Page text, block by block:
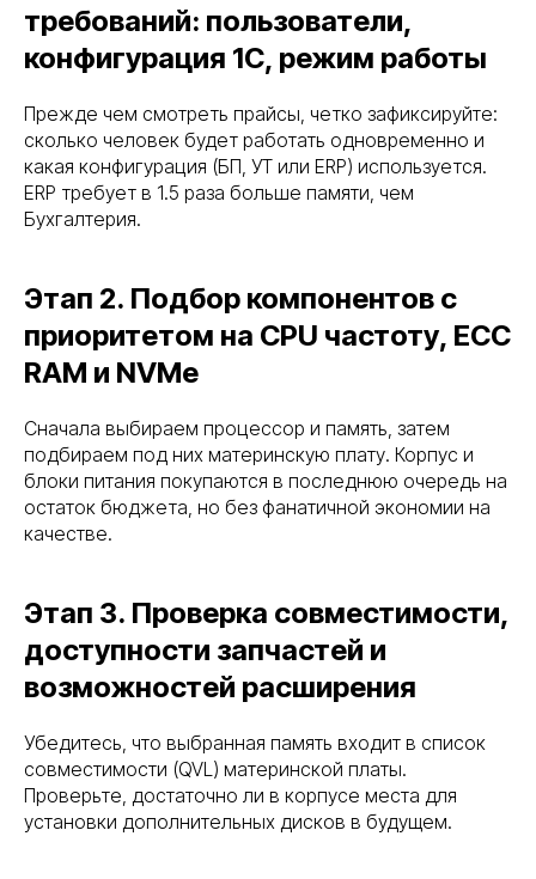
требований: пользователи,
конфигурация 1С, режим работы
Прежде чем смотреть прайсы, четко зафиксируйте:
сколько человек будет работать одновременно и
какая конфигурация (БП, УТ или ERP) используется.
ERP требует в 1.5 раза больше памяти, чем
Бухгалтерия.
Этап 2. Подбор компонентов с
приоритетом на CPU частоту, ECC
RAM и NVMe
Сначала выбираем процессор и память, затем
подбираем под них материнскую плату. Корпус и
блоки питания покупаются в последнюю очередь на
остаток бюджета, но без фанатичной экономии на
качестве.
Этап 3. Проверка совместимости,
доступности запчастей и
возможностей расширения
Убедитесь, что выбранная память входит в список
совместимости (QVL) материнской платы.
Проверьте, достаточно ли в корпусе места для
установки дополнительных дисков в будущем.
Ваше имя
Ваш номер
Add file
конфиденциальности
Оставить заявку
Телефон
8 (800) 302-34-73
Почта для входящих
обращений:
info@serverzilla.ru